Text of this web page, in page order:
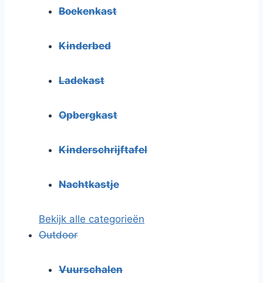
Boekenkast
Kinderbed
Ladekast
Opbergkast
Kinderschrijftafel
Nachtkastje
Bekijk alle categorieën
Outdoor
Vuurschalen